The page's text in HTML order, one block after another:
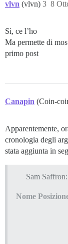
vlvn (vlvn) 8
3
Sì, ce l’ho
Ma permette di
primo post
Canapin (Coin-
Apparentemente,
cronologia degli
stata aggiunta in
Sam Saffron:
Nome